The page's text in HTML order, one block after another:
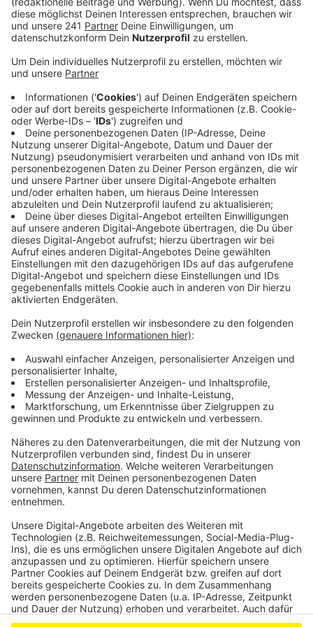
Anzeige
Veröffentlicht:Donnerstag, 31.08.2023 08:41
In drei verschiedenen Stationen können dann
Schülerinnen und Schüler der Oberstufe die Bereiche
der Chemie, Robotik und Automatisierungstechnik
besser kennenlernen und in den Austausch mit
Experten gehen. Ende des Jahres soll dann auch die
Mittelstufe die Chance haben, Einblicke in die
Forschungsarbeit von Apothekern oder
Chemielaboranten zu bekommen.
Anzeige
Mehr Meldungen aus Leverkusen
Anzeige
Erleichterung bei der Leverkusener Gastronomie
Leverkusener legt Verfassungsbeschwerde ein
Urteil im Prozess um Leverkusener Drogenhändler
Anzeige
Anzeige